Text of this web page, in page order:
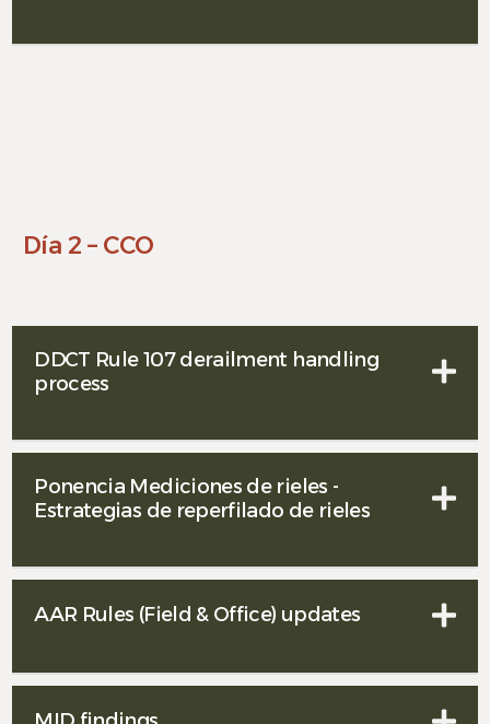
Día 2 – CCO
DDCT Rule 107 derailment handling
process
Ponencia Mediciones de rieles -
Estrategias de reperfilado de rieles
AAR Rules (Field & Office) updates